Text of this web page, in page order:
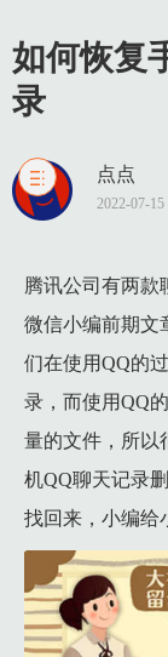
如何恢复
录
点点
2022-07-
腾讯公司有两款
微信小编前期文
们在使用QQ的
录，而使用QQ
量的文件，所以
机QQ聊天记录
找回来，小编给
1 方法1：在手机QQ上开通聊天记录漫游恢复聊天记录
1.2 步骤二：
1.3 步骤三：
2 方法2：通过电脑端QQ的聊天记录备份与恢复来恢复聊天记录
2.1 步骤一：
2.2 步骤二：
2.3 步骤三：
2.4 步骤四：